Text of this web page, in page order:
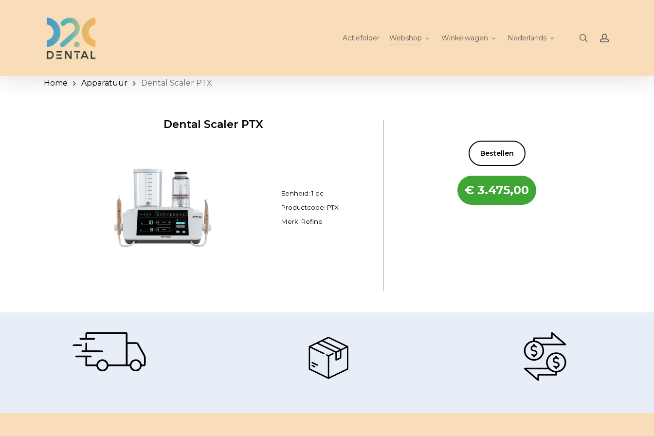
Actiefolder Webshop Winkelwagen Nederlands searchaccount
Home Apparatuur Dental Scaler PTX
Dental Scaler PTX
Eenheid: 1 pc
Productcode: PTX
Merk: Refine
Bestellen
€ 3.475,00